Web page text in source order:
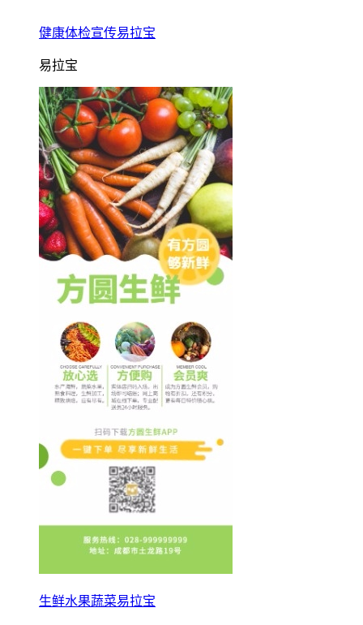
健康体检宣传易拉宝
易拉宝
生鲜水果蔬菜易拉宝